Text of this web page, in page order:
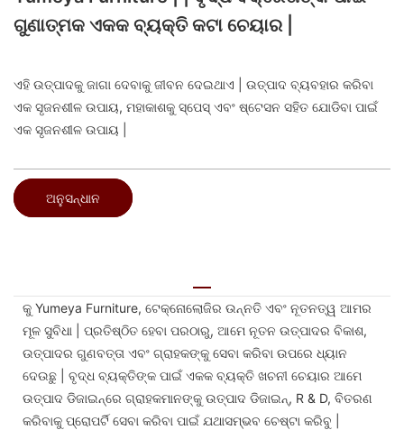
ଗୁଣାତ୍ମକ ଏକକ ବ୍ୟକ୍ତି କଟା ଚେୟାର |
ଏହି ଉତ୍ପାଦକୁ ଜାଗା ଦେବାକୁ ଜୀବନ ଦେଇଥାଏ | ଉତ୍ପାଦ ବ୍ୟବହାର କରିବା
ଏକ ସୃଜନଶୀଳ ଉପାୟ, ମହାକାଶକୁ ସ୍ପେସ୍ ଏବଂ ଷ୍ଟେସନ ସହିତ ଯୋଡିବା ପାଇଁ
ଏକ ସୃଜନଶୀଳ ଉପାୟ |
ଅନୁସନ୍ଧାନ
କୁ Yumeya Furniture, ଟେକ୍ନୋଲୋଜିର ଉନ୍ନତି ଏବଂ ନୂତନତ୍ୱ ଆମର
ମୂଳ ସୁବିଧା | ପ୍ରତିଷ୍ଠିତ ହେବା ପରଠାରୁ, ଆମେ ନୂତନ ଉତ୍ପାଦର ବିକାଶ,
ଉତ୍ପାଦର ଗୁଣବତ୍ତା ଏବଂ ଗ୍ରାହକଙ୍କୁ ସେବା କରିବା ଉପରେ ଧ୍ୟାନ
ଦେଉଛୁ | ବୃଦ୍ଧ ବ୍ୟକ୍ତିଙ୍କ ପାଇଁ ଏକକ ବ୍ୟକ୍ତି ଖଚନୀ ଚେୟାର ଆମେ
ଉତ୍ପାଦ ଡିଜାଇନ୍ରେ ଗ୍ରାହକମାନଙ୍କୁ ଉତ୍ପାଦ ଡିଜାଇନ୍, R & D, ବିତରଣ
କରିବାକୁ ପ୍ରୋପର୍ଟି ସେବା କରିବା ପାଇଁ ଯଥାସମ୍ଭବ ଚେଷ୍ଟା କରିବୁ |